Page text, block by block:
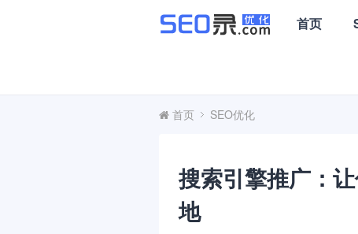
首页
首页 SEO优化
搜索引擎推广：
地